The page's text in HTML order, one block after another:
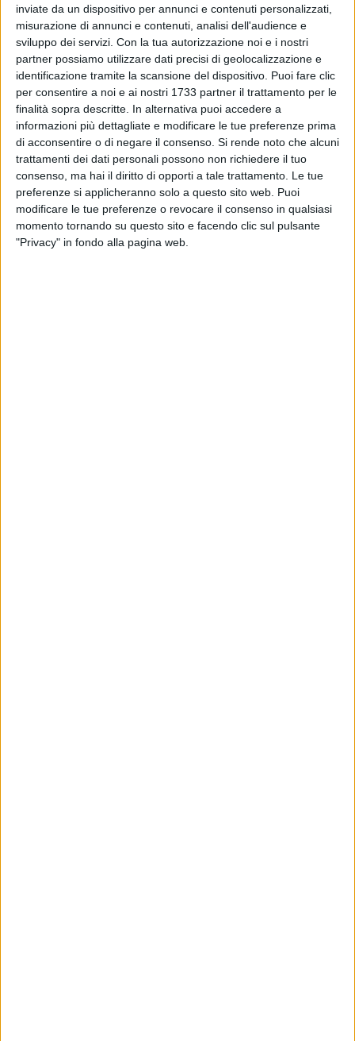
inviate da un dispositivo per annunci e contenuti personalizzati,
misurazione di annunci e contenuti, analisi dell'audience e
sviluppo dei servizi. Con la tua autorizzazione noi e i nostri
partner possiamo utilizzare dati precisi di geolocalizzazione e
identificazione tramite la scansione del dispositivo. Puoi fare clic
per consentire a noi e ai nostri 1733 partner il trattamento per le
finalità sopra descritte. In alternativa puoi accedere a
informazioni più dettagliate e modificare le tue preferenze prima
di acconsentire o di negare il consenso. Si rende noto che alcuni
trattamenti dei dati personali possono non richiedere il tuo
consenso, ma hai il diritto di opporti a tale trattamento. Le tue
preferenze si applicheranno solo a questo sito web. Puoi
modificare le tue preferenze o revocare il consenso in qualsiasi
momento tornando su questo sito e facendo clic sul pulsante
"Privacy" in fondo alla pagina web.
8
Regalare un momento di gioia e un sorriso, in occasione del
Natale, ai piccoli ricoverati presso il reparto
dell'Oncoematologia pediatrica, fibrosi cistica e
neuropsichiatria infantile del
Policlinico di Bari . È
questo
l'obiettivo dell'iniziativa ideata daAVIS Bitonto.
Questa sera,venerdì 13 dicembre , dalle ore 17.30, sarà
possibile donare giocattoli (nuovi e non incartati) portandoli